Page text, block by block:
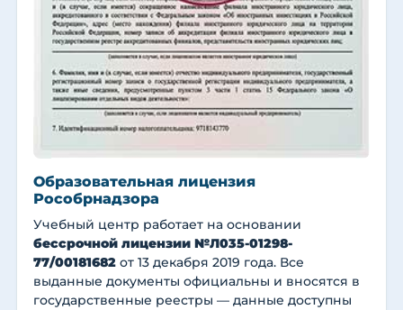
Образовательная лицензия
Рособрнадзора
Учебный центр работает на основании
бессрочной лицензии №Л035-01298-
77/00181682 от 13 декабря 2019 года. Все
выданные документы официальны и вносятся в
государственные реестры — данные доступны